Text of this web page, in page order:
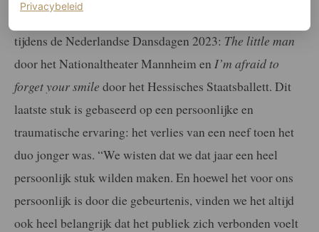
2022, die voor het eerst in Nederland werden opgevoerd
tijdens de Nederlandse Dansdagen 2023: The little man
door het Nationaltheater Mannheim en I’m afraid to
forget your smile door het Hessisches Staatsballett. Dit
laatste stuk is gebaseerd op een persoonlijke en
traumatische ervaring: het verlies van een neef toen het
duo jonger was. “We wisten dat we dat jaar een heel
persoonlijk stuk wilden maken. En hoewel het voor ons
persoonlijk is door die gebeurtenis, vinden we het altijd
ook heel belangrijk dat het publiek zich verbonden voelt
Privacybeleid